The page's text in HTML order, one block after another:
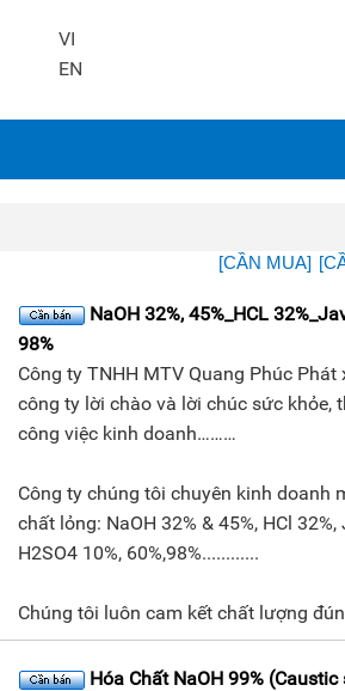
VI
EN
[CẦN MUA]
NaOH 32%, 45%_HCL
98%
Công ty TNHH MTV Quang Phúc Phát
công ty lời chào và lời chúc sức khỏe,
công việc kinh doanh………
Công ty chúng tôi chuyên kinh doanh
chất lỏng: NaOH 32% & 45%, HCl 32%,
H2SO4 10%, 60%,98%............
Chúng tôi luôn cam kết chất lượng
Hóa Chất NaOH 99%